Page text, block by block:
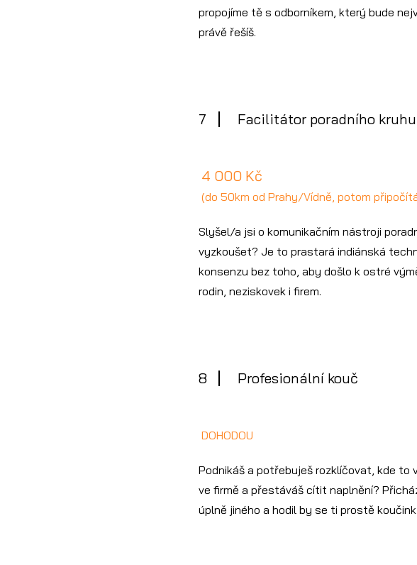
propojíme tě s odborníkem, který bude
právě řešíš.
7 Facilitátor poradního kruhu
4 000 Kč
(do 50km od Prahy/Vídně, potom
Slyšel/a jsi o komunikačním nástroji
vyzkoušet? Je to prastará indiánská
konsenzu bez toho, aby došlo k ostré
rodin, neziskovek i firem.
8 Profesionální kouč
DOHODOU
Podnikáš a potřebuješ rozklíčovat, kde to
ve firmě a přestáváš cítit naplnění?
úplně jiného a hodil by se ti prostě